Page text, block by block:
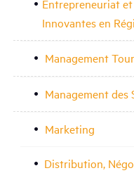
Entrepreneuriat
Innovantes en
Management
Management des
Marketing
Distribution,